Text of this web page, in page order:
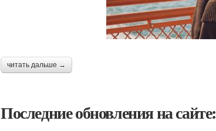
читать дальше →
Последние обновления на сайте: